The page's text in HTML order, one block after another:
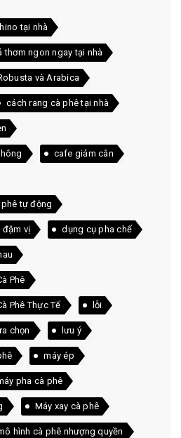
tại nhà
thơm ngon ngay tại nhà
và Arabica
cách rang cà phê tại nhà
cafe giảm cân
tự động
đậm vị dụng cụ pha chế
Phê
Phê Thực Tế lỗi
chọn lưu ý
máy ép
pha cà phê
Máy xay cà phê
hình cà phê nhượng quyền